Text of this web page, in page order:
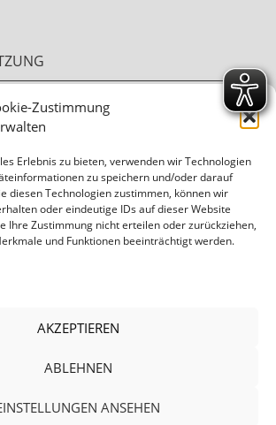
Zustimmung
Erlebnis zu bieten, verwenden wir Technologien
zu speichern und/oder darauf
diesen Technologien zustimmen, können wir
oder eindeutige IDs auf dieser Website
Ihre Zustimmung nicht erteilen oder zurückziehen,
und Funktionen beeinträchtigt werden.
AKZEPTIEREN
ABLEHNEN
ANSEHEN
in
in der Diakonie Hessen